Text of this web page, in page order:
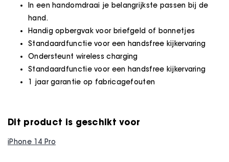
In een handomdraai je belangrijkste passen bij de
hand.
Handig opbergvak voor briefgeld of bonnetjes
Standaardfunctie voor een handsfree kijkervaring
Ondersteunt wireless charging
Standaardfunctie voor een handsfree kijkervaring
1 jaar garantie op fabricagefouten
Dit product is geschikt voor
iPhone 14 Pro